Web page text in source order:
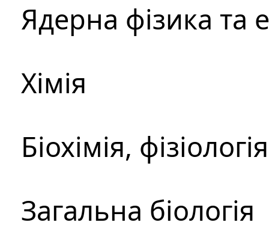
Ядерна фізика та
Хімія
Біохімія,
Загальна біологія